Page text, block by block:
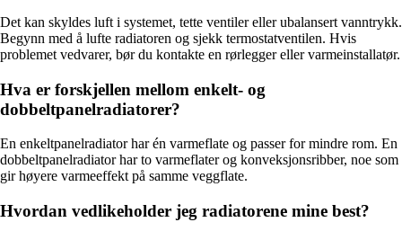
Det kan skyldes luft i systemet, tette ventiler eller ubalansert vanntrykk.
Begynn med å lufte radiatoren og sjekk termostatventilen. Hvis
problemet vedvarer, bør du kontakte en rørlegger eller varmeinstallatør.
Hva er forskjellen mellom enkelt- og
dobbeltpanelradiatorer?
En enkeltpanelradiator har én varmeflate og passer for mindre rom. En
dobbeltpanelradiator har to varmeflater og konveksjonsribber, noe som
gir høyere varmeeffekt på samme veggflate.
Hvordan vedlikeholder jeg radiatorene mine best?